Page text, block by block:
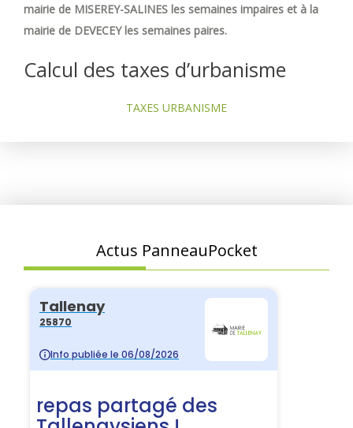
mairie de MISEREY-SALINES les semaines impaires et à la
mairie de DEVECEY les semaines paires.
Calcul des taxes d’urbanisme
TAXES URBANISME
Actus PanneauPocket